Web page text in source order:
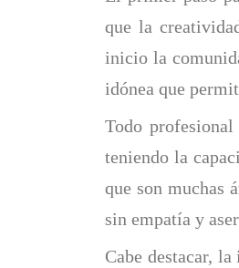
que la
inicio la
idónea que
Todo profesional
teniendo la
que son muchas
sin empatía y
Cabe destacar,